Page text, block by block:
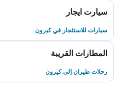
سيارت ايجار
سيارات للاستئجار في كيرون
المطارات القريبة
رحلات طيران إلى كيرون